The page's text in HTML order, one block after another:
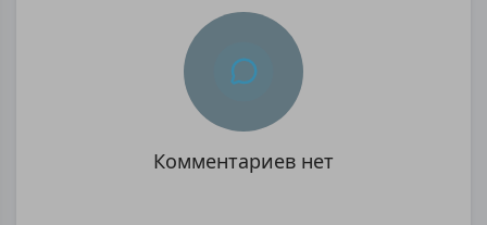
Комментариев нет